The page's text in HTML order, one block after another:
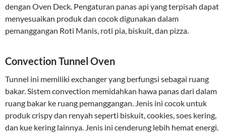
dengan Oven Deck. Pengaturan panas api yang terpisah dapat
menyesuaikan produk dan cocok digunakan dalam
pemanggangan Roti Manis, roti pia, biskuit, dan pizza.
Convection Tunnel Oven
Tunnel ini memiliki exchanger yang berfungsi sebagai ruang
bakar. Sistem convection memidahkan hawa panas dari dalam
ruang bakar ke ruang pemanggangan. Jenis ini cocok untuk
produk crispy dan renyah seperti biskuit, cookies, soes kering,
dan kue kering lainnya. Jenis ini cenderung lebih hemat energi.